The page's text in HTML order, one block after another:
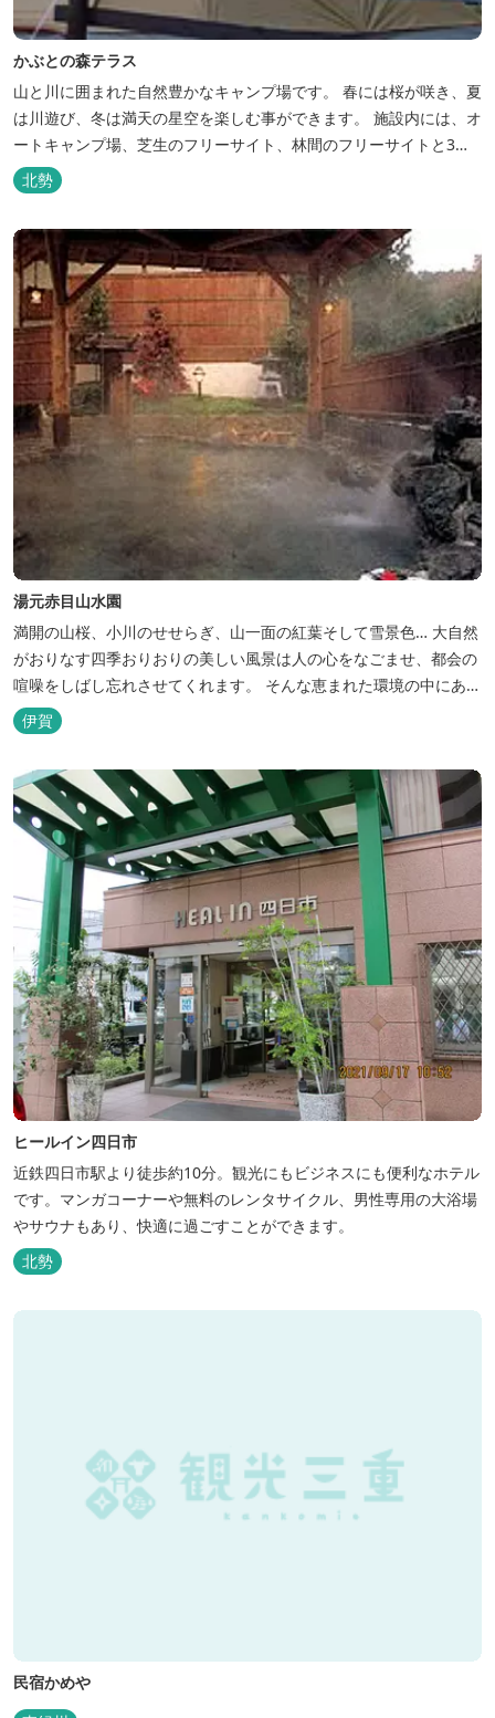
かぶとの森テラス
山と川に囲まれた自然豊かなキャンプ場です。 春には桜が咲き、夏
は川遊び、冬は満天の星空を楽しむ事ができます。 施設内には、オ
ートキャンプ場、芝生のフリーサイト、林間のフリーサイトと3種
類のキャンプ場があり、豊かな自然の中でのんびりとキャンプを楽
しむ事ができます。 テント泊が苦手な方や、小さなお子様連れの方
はコテージがおススメ。 大小合わせて6棟のコテージがあります。
キャン...
北勢
湯元赤目山水園
満開の山桜、小川のせせらぎ、山一面の紅葉そして雪景色… 大自然
がおりなす四季おりおりの美しい風景は人の心をなごませ、都会の
喧噪をしばし忘れさせてくれます。 そんな恵まれた環境の中にあ
る、純和風造りの閑静なたたずまい …それが赤目山水園です。 ま
た、赤目山水園の園内からこんこんと湧き出る天然温泉「赤目温泉
山の湯」は、肌にやさしい美人と健康の湯として大勢のお客様に喜
んでいただいておりま...
伊賀
ヒールイン四日市
近鉄四日市駅より徒歩約10分。観光にもビジネスにも便利なホテル
です。マンガコーナーや無料のレンタサイクル、男性専用の大浴場
やサウナもあり、快適に過ごすことができます。
北勢
民宿かめや